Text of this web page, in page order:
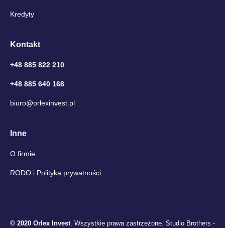
Kredyty
Kontakt
+48 885 822 210
+48 885 640 168
biuro@orlexinvest.pl
Inne
O firmie
RODO i Polityka prywatności
© 2020 Orlex Invest. Wszystkie prawa zastrzeżone. Studio Brothers -